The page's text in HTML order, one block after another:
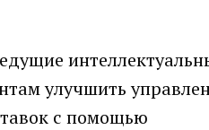
улучшить
с помощью